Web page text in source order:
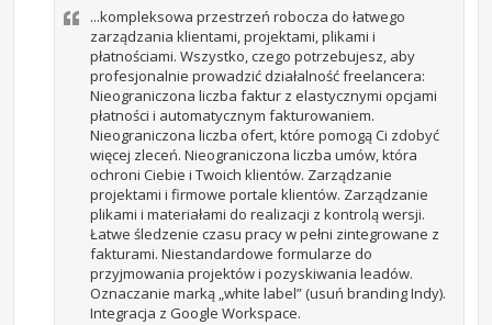
...kompleksowa przestrzeń robocza do łatwego
zarządzania klientami, projektami, plikami i
płatnościami. Wszystko, czego potrzebujesz, aby
profesjonalnie prowadzić działalność freelancera:
Nieograniczona liczba faktur z elastycznymi opcjami
płatności i automatycznym fakturowaniem.
Nieograniczona liczba ofert, które pomogą Ci zdobyć
więcej zleceń. Nieograniczona liczba umów, która
ochroni Ciebie i Twoich klientów. Zarządzanie
projektami i firmowe portale klientów. Zarządzanie
plikami i materiałami do realizacji z kontrolą wersji.
Łatwe śledzenie czasu pracy w pełni zintegrowane z
fakturami. Niestandardowe formularze do
przyjmowania projektów i pozyskiwania leadów.
Oznaczanie marką „white label” (usuń branding Indy).
Integracja z Google Workspace.